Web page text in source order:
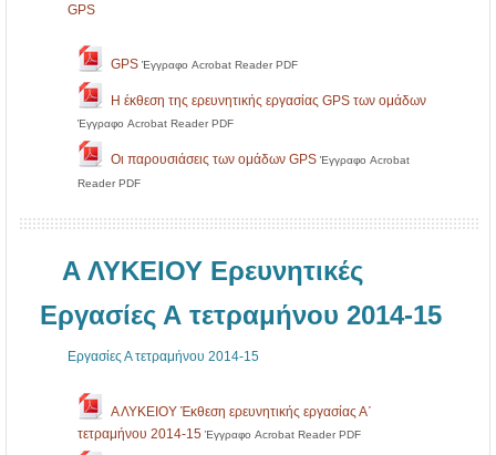
GPS
GPSΈγγραφο Acrobat Reader PDF
Η έκθεση της ερευνητικής εργασίας GPS των ομάδων
Έγγραφο Acrobat Reader PDF
Οι παρουσιάσεις των ομάδων GPS Έγγραφο Acrobat
Reader PDF
Α ΛΥΚΕΙΟΥ Ερευνητικές
Εργασίες Α τετραμήνου 2014-15
Εργασίες Α τετραμήνου 2014-15
Α ΛΥΚΕΙΟΥ Έκθεση ερευνητικής εργασίας Α΄
τετραμήνου 2014-15 Έγγραφο Acrobat Reader PDF